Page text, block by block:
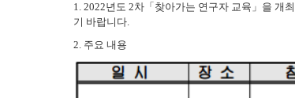
1. 2022년도 2차「찾아가는 연구자 교육」을 개
기 바랍니다.
2. 주요 내용